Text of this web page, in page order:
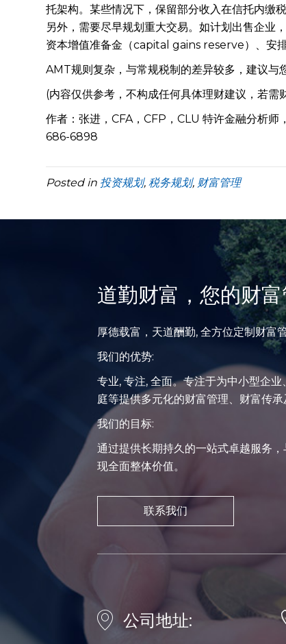
托架构。某些情况下，保留部分收入在信托内缴
另外，需要尽早规划重大交易。如计划出售企业
资本增值准备金（capital gains reserve）、安
AMT规则复杂，与常规税制的差异较多，建议与
(内容仅供参考，不构成任何具体理财建议，若
作者：张进，CFA，CFP，CLU 特许金融分析
686-6898
Posted in 投资规划,税务规划, 财富管理
道勤财富，您的财
厚德载富，天道酬勤, 全方位定制财富
我们的优势:
专业, 专注, 全面。专注于为中小型企
庭等提供多元化的财富管理、财富传承
我们的目标:
通过提供长期持久的一站式卓越服务
现全面整体价值。
联系我们
公司地址: